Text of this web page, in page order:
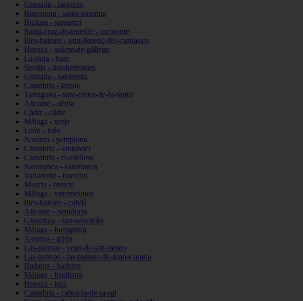
Granada - lanjarón
Barcelona - santa-susanna
Bizkaia - santurtzi
Santa-cruz-de-tenerife - tacoronte
Illes-balears - sant-llorenç-des-cardassar
Huesca - sallent-de-gállego
La-rioja - haro
Sevilla - dos-hermanas
Granada - salobreña
Cantabria - laredo
Tarragona - sant-carles-de-la-ràpita
Alicante - dénia
Cádiz - cádiz
Málaga - nerja
León - león
Navarra - pamplona
Cantabria - santander
Cantabria - el-astillero
Salamanca - salamanca
Valladolid - boecillo
Murcia - murcia
Málaga - torremolinos
Illes-balears - calvià
Alicante - benidorm
Gipuzkoa - san-sebastián
Málaga - fuengirola
Asturias - gijón
Las-palmas - vega-de-san-mateo
Las-palmas - las-palmas-de-gran-canaria
Badajoz - badajoz
Málaga - frigiliana
Huesca - jaca
Cantabria - cabezón-de-la-sal